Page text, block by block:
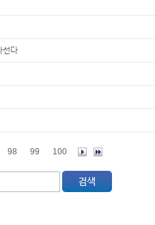
선다
98 99 100